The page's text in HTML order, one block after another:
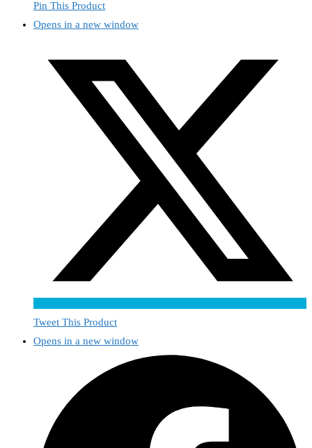
Pin This Product
Opens in a new window
Tweet This Product
Opens in a new window